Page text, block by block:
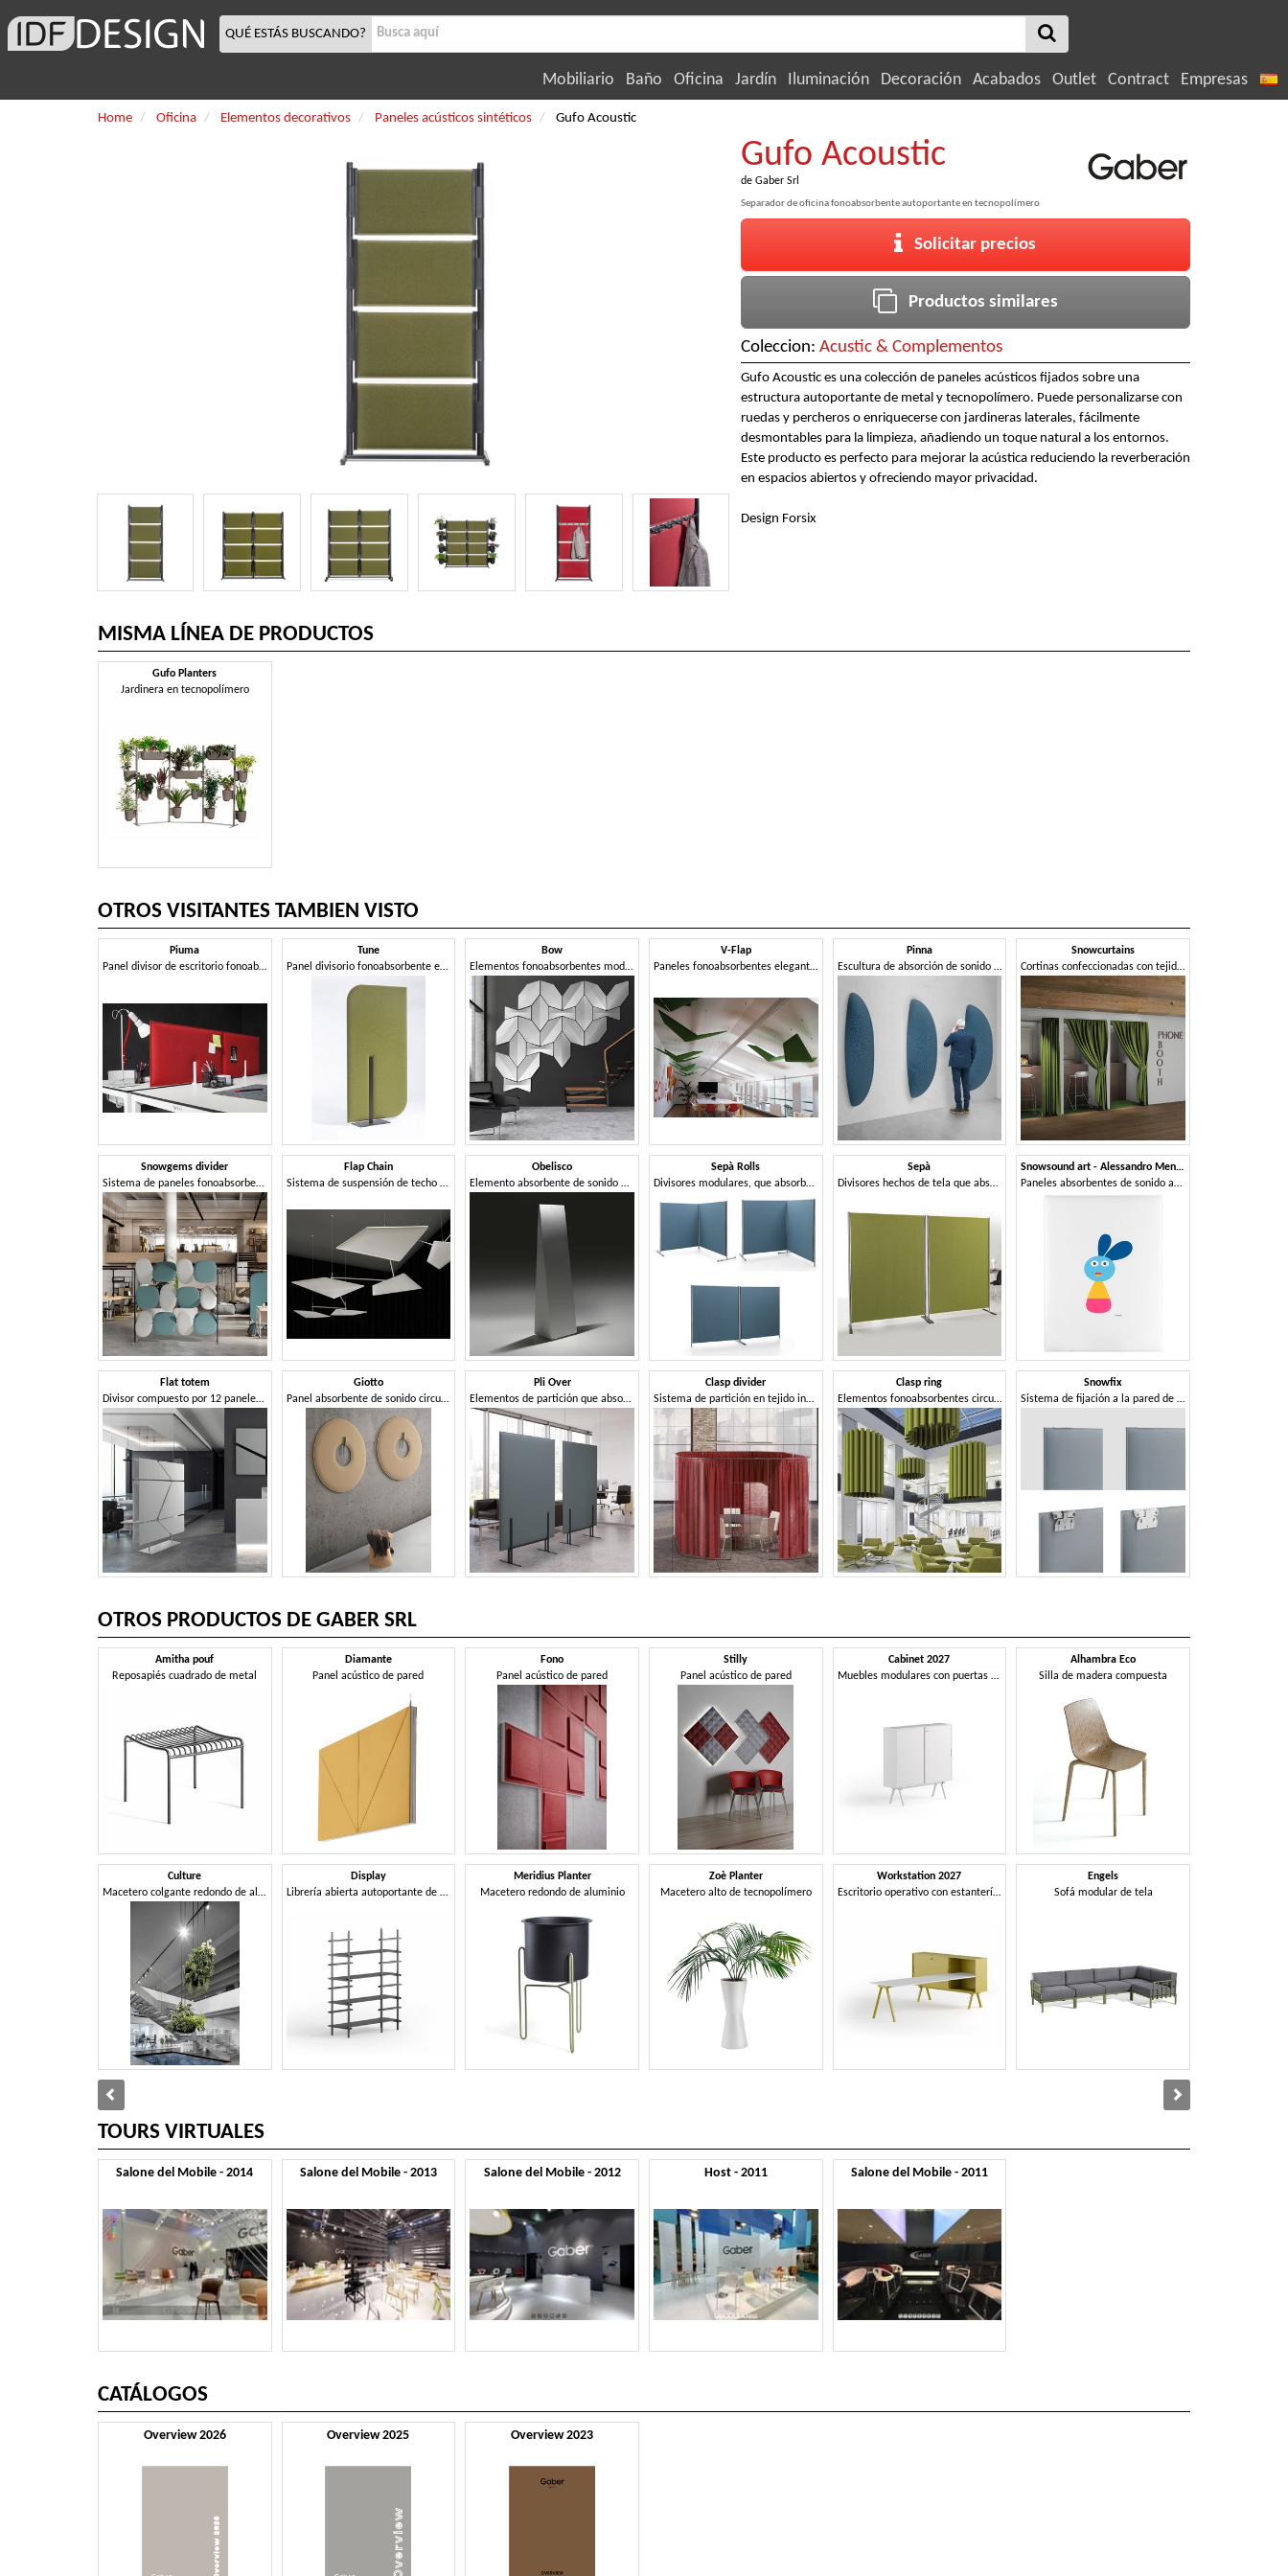
QUÉ ESTÁS BUSCANDO?
Mobiliario Baño Oficina Jardín Iluminación Decoración Acabados Outlet Contract Empresas
Home Oficina Elementos decorativos Paneles acústicos sintéticos Gufo Acoustic
Gufo Acoustic
de Gaber Srl
Separador de oficina fonoabsorbente autoportante en tecnopolímero
Solicitar precios
Productos similares
Coleccion: Acustic & Complementos
Gufo Acoustic es una colección de paneles acústicos fijados sobre una
estructura autoportante de metal y tecnopolímero. Puede personalizarse con
ruedas y percheros o enriquecerse con jardineras laterales, fácilmente
desmontables para la limpieza, añadiendo un toque natural a los entornos.
Este producto es perfecto para mejorar la acústica reduciendo la reverberación
en espacios abiertos y ofreciendo mayor privacidad.
Design Forsix
MISMA LÍNEA DE PRODUCTOS
Gufo Planters
Jardinera en tecnopolímero
OTROS VISITANTES TAMBIEN VISTO
Piuma
Panel divisor de escritorio fonoabsorbente
Tune
Panel divisorio fonoabsorbente en tela
Bow
Elementos fonoabsorbentes modulares
V-Flap
Paneles fonoabsorbentes elegantes
Pinna
Escultura de absorción de sonido en forma de aleta.
Snowcurtains
Cortinas confeccionadas con tejidos fonoabsorbentes
Snowgems divider
Sistema de paneles fonoabsorbentes
Flap Chain
Sistema de suspensión de techo para paneles fonoabsorbentes
Obelisco
Elemento absorbente de sonido autoportante
Sepà Rolls
Divisores modulares, que absorben el sonido.
Sepà
Divisores hechos de tela que absorbe el sonido
Snowsound art - Alessandro Mendini
Paneles absorbentes de sonido artísticos
Flat totem
Divisor compuesto por 12 paneles absorbentes de sonido.
Giotto
Panel absorbente de sonido circular
Pli Over
Elementos de partición que absorben el sonido
Clasp divider
Sistema de partición en tejido insonorizante.
Clasp ring
Elementos fonoabsorbentes circulares
Snowfix
Sistema de fijación a la pared de paneles snowsound.
OTROS PRODUCTOS DE GABER SRL
Amitha pouf
Reposapiés cuadrado de metal
Culture
Macetero colgante redondo de aluminio
Diamante
Panel acústico de pared
Display
Librería abierta autoportante de acero
Fono
Panel acústico de pared
Meridius Planter
Macetero redondo de aluminio
Stilly
Panel acústico de pared
Zoè Planter
Macetero alto de tecnopolímero
Cabinet 2027
Muebles modulares con puertas correderas
Workstation 2027
Escritorio operativo con estantería integrada
Alhambra Eco
Silla de madera compuesta
Engels
Sofá modular de tela
TOURS VIRTUALES
Salone del Mobile - 2014 Salone del Mobile - 2013 Salone del Mobile - 2012 Host - 2011 Salone del Mobile - 2011
CATÁLOGOS
Overview 2026 Overview 2025 Overview 2023